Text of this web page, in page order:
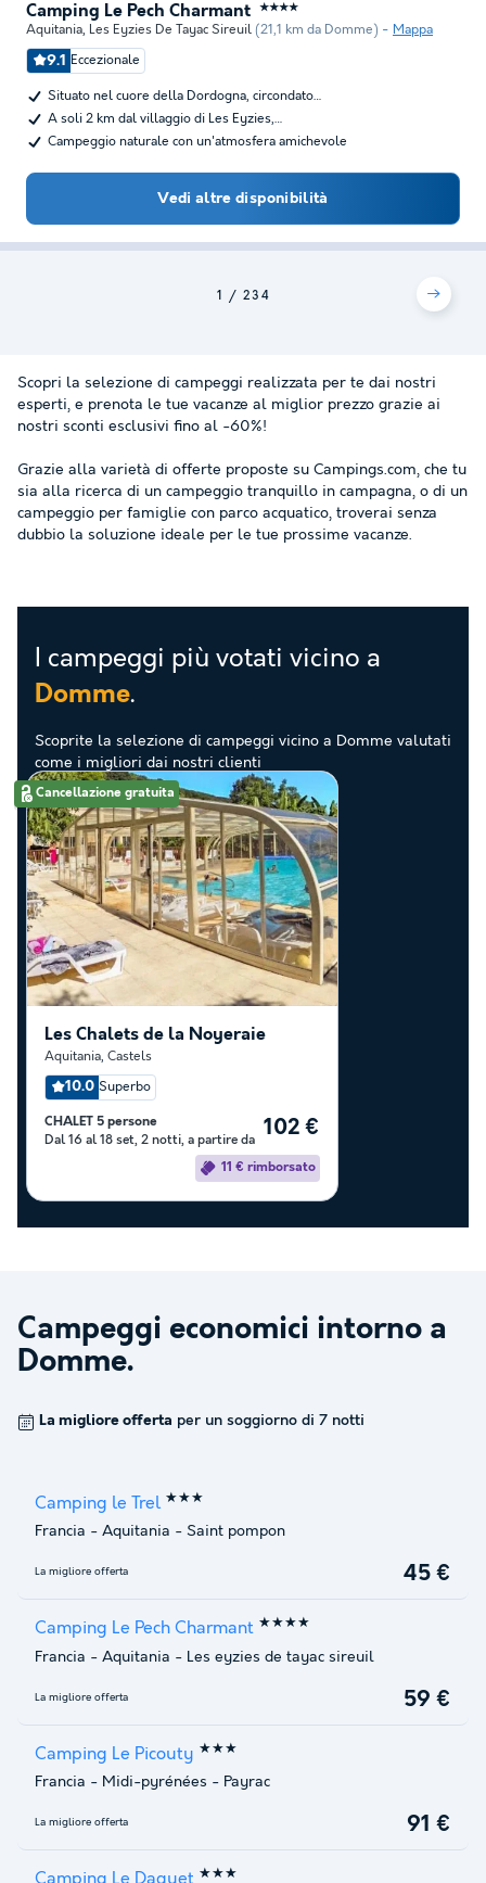
Camping Le Pech Charmant ★★★★
Aquitania, Les Eyzies De Tayac Sireuil (21,1 km da Domme) Mappa
9.1 Eccezionale
Situato nel cuore della Dordogna, circondato…
A soli 2 km dal villaggio di Les Eyzies,…
Campeggio naturale con un'atmosfera amichevole
Vedi altre disponibilità
1 23 4
Scopri la selezione di campeggi realizzata per te dai nostri
esperti, e prenota le tue vacanze al miglior prezzo grazie ai
nostri sconti esclusivi fino al -60%!
Grazie alla varietà di offerte proposte su Campings.com, che tu
sia alla ricerca di un campeggio tranquillo in campagna, o di un
campeggio per famiglie con parco acquatico, troverai senza
dubbio la soluzione ideale per le tue prossime vacanze.
I campeggi più votati vicino a
Domme.
Scoprite la selezione di campeggi vicino a Domme valutati
come i migliori dai nostri clienti
Cancellazione gratuita
Les Chalets de la Noyeraie
Aquitania, Castels
10.0 Superbo
CHALET 5 persone
Dal 16 al 18 set, 2 notti, a partire da 102 €
11 € rimborsato
Campeggi economici intorno a
Domme.
La migliore offerta per un soggiorno di 7 notti
Camping le Trel ★★★
Francia - Aquitania - Saint pompon
La migliore offerta 45 €
Camping Le Pech Charmant ★★★★
Francia - Aquitania - Les eyzies de tayac sireuil
La migliore offerta 59 €
Camping Le Picouty ★★★
Francia - Midi-pyrénées - Payrac
La migliore offerta 91 €
★★★